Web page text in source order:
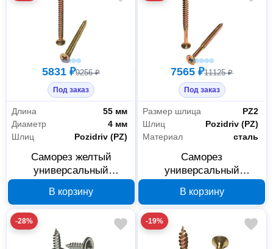
5831 ₽9256 ₽
Под заказ
Длина
55 мм
Диаметр
4 мм
Шлиц
Pozidriv (PZ)
Саморез желтый
универсальный
4,0х55 мм, PZ2, 10 кг
В корзину
7565 ₽11125 ₽
Под заказ
Размер шлица
PZ2
Шлиц
Pozidriv (PZ)
Материал
сталь
Саморез
универсальный
мм PZ2 с потайной
головкой
В корзину
-28% -19%